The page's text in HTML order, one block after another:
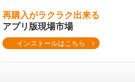
再購入がラクラク出来る
アプリ版現場市場
インストールはこちら